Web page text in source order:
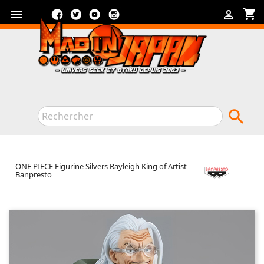
 shopping_cart

FacebookTwitterYouTube

ONE PIECE Figurine Silvers Rayleigh King of Artist
Banpresto